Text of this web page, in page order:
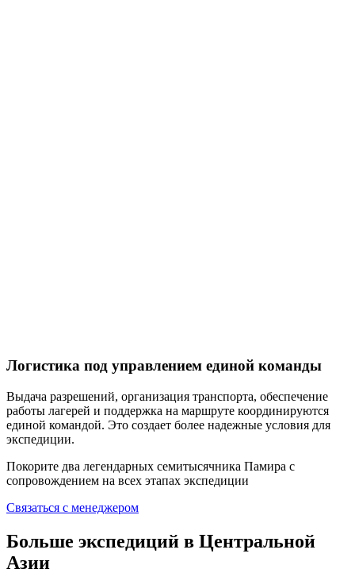
Логистика под управлением единой команды
Выдача разрешений, организация транспорта, обеспечение
работы лагерей и поддержка на маршруте координируются
единой командой. Это создает более надежные условия для
экспедиции.
Покорите два легендарных семитысячника Памира с
сопровождением на всех этапах экспедиции
Связаться с менеджером
Больше экспедиций в Центральной
Азии